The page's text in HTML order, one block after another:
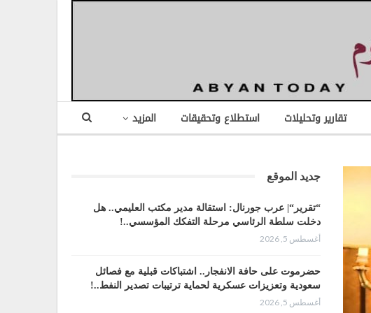
تقارير وتحليلات استطلاع وتحقيقات المزيد
جديد الموقع
“تقرير“| عرب جورنال: استقالة مدير مكتب العليمي.. هل
دخلت سلطة الرئاسي مرحلة التفكك المؤسسي..!
أغسطس 5, 2026
حضرموت على حافة الانفجار.. اشتباكات قبلية مع فصائل
سعودية وتعزيزات عسكرية لحماية ترتيبات تصدير النفط..!
أغسطس 5, 2026